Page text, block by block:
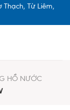
Từ Liêm,
HỒ NƯỚC